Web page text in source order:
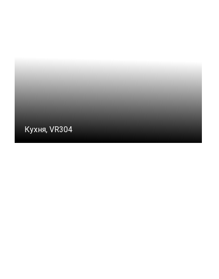
Кухня, VR304